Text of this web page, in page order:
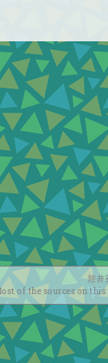
除非
of the sources on